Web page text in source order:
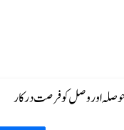
حوصلہ اور وصل کو فرصت درکار